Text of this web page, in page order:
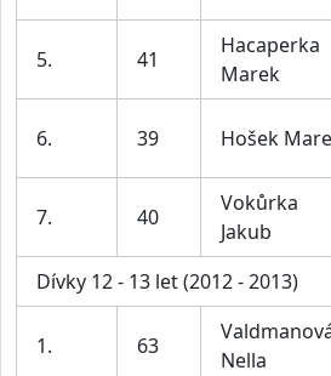
5. 41
Hacaperka
Marek
6. 39 Hošek
7. 40
Vokůrka
Jakub
Dívky 12 - 13 let (2012 - 2013)
1. 63
Nella